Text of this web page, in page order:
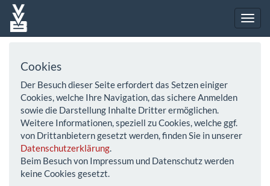
Cookies
Der Besuch dieser Seite erfordert das Setzen einiger
Cookies, welche Ihre Navigation, das sichere Anmelden
sowie die Darstellung Inhalte Dritter ermöglichen.
Weitere Informationen, speziell zu Cookies, welche ggf.
von Drittanbietern gesetzt werden, finden Sie in unserer
Datenschutzerklärung.
Beim Besuch von Impressum und Datenschutz werden
keine Cookies gesetzt.